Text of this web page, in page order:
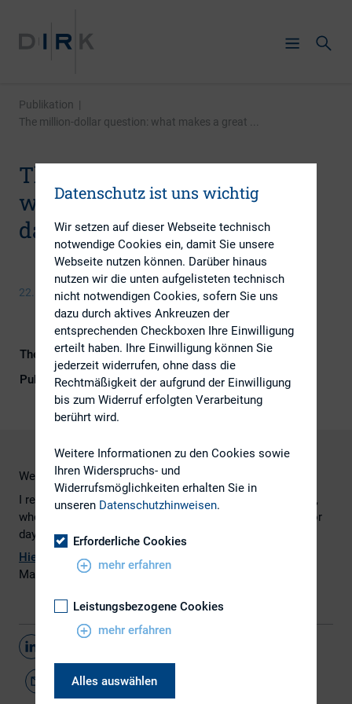
Publikation |
The million-dollar question: what makes a great ...
The million-dollar question:
what makes a great investor
day?
22. Januar 2016
Themengebiet
Investoren
Publikationsform
Externe Publikationen
Well-executed investor days set you apart from peers
I recently spoke to the IROs of two mega-cap companies,
who told me they had spent nearly $1 mn on their investor
days. At first I thought I had misheard them.
Hier
geht es zum vollständigen Artikel, erschienen im IR-
Magazine.
Datenschutz ist uns wichtig
Wir setzen auf dieser Webseite technisch
notwendige Cookies ein, damit Sie unsere
Webseite nutzen können. Darüber hinaus
nutzen wir die unten aufgelisteten technisch
nicht notwendigen Cookies, sofern Sie uns
dazu durch aktives Ankreuzen der
entsprechenden Checkboxen Ihre Einwilligung
erteilt haben. Ihre Einwilligung können Sie
jederzeit widerrufen, ohne dass die
Rechtmäßigkeit der aufgrund der Einwilligung
bis zum Widerruf erfolgten Verarbeitung
berührt wird.
Weitere Informationen zu den Cookies sowie
Ihren Widerspruchs- und
Widerrufsmöglichkeiten erhalten Sie in
unseren Datenschutzhinweisen.
Erforderliche Cookies
mehr erfahren
Leistungsbezogene Cookies
mehr erfahren
Alles auswählen